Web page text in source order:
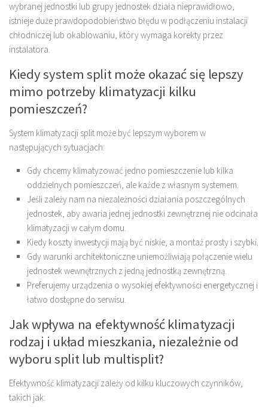
wybranej jednostki lub grupy jednostek działa nieprawidłowo,
istnieje duże prawdopodobieństwo błędu w podłączeniu instalacji
chłodniczej lub okablowaniu, który wymaga korekty przez
instalatora.
Kiedy system split może okazać się lepszy
mimo potrzeby klimatyzacji kilku
pomieszczeń?
System klimatyzacji split może być lepszym wyborem w
następujących sytuacjach:
Gdy chcemy klimatyzować jedno pomieszczenie lub kilka
oddzielnych pomieszczeń, ale każde z własnym systemem.
Jeśli zależy nam na niezależności działania poszczególnych
jednostek, aby awaria jednej jednostki zewnętrznej nie odcinała
klimatyzacji w całym domu.
Kiedy koszty inwestycji mają być niskie, a montaż prosty i szybki.
Gdy warunki architektoniczne uniemożliwiają połączenie wielu
jednostek wewnętrznych z jedną jednostką zewnętrzną.
Preferujemy urządzenia o wysokiej efektywności energetycznej i
łatwo dostępne do serwisu.
Jak wpływa na efektywność klimatyzacji
rodzaj i układ mieszkania, niezależnie od
wyboru split lub multisplit?
Efektywność klimatyzacji zależy od kilku kluczowych czynników,
takich jak: